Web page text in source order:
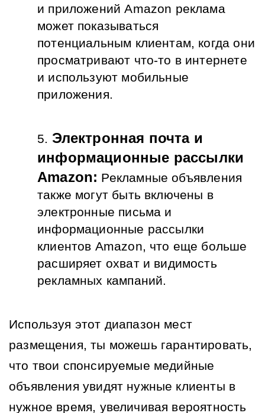
и приложений Amazon реклама
может показываться
потенциальным клиентам, когда они
просматривают что-то в интернете
и используют мобильные
приложения.
Электронная почта и
информационные рассылки
Amazon: Рекламные объявления
также могут быть включены в
электронные письма и
информационные рассылки
клиентов Amazon, что еще больше
расширяет охват и видимость
рекламных кампаний.
Используя этот диапазон мест
размещения, ты можешь гарантировать,
что твои спонсируемые медийные
объявления увидят нужные клиенты в
нужное время, увеличивая вероятность